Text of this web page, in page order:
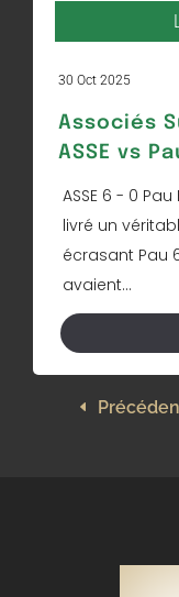
30 Oct 2025
Associés
ASSE vs
ASSE 6 - 0 Pau
livré un
écrasant Pau
avaient...